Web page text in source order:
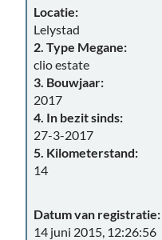
Locatie:
Lelystad
2. Type Megane:
clio estate
3. Bouwjaar:
2017
4. In bezit sinds:
27-3-2017
5. Kilometerstand:
14
Datum van registratie:
14 juni 2015, 12:26:56